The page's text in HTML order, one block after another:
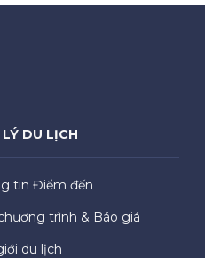
DU LỊCH
tin Điểm đến
trình & Báo giá
du lịch